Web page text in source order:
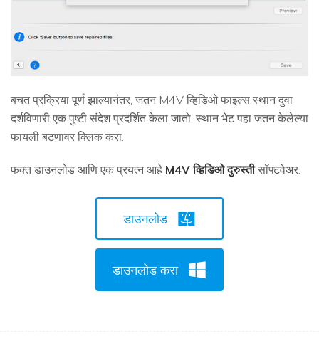
बचत प्रक्रिया पूर्ण झाल्यानंतर, जतन M4V व्हिडिओ फाइल्स स्थान दुवा
दर्शविणारी एक पुष्टी संदेश प्रदर्शित केला जातो. स्थान भेट पहा जतन केलेल्या
फायली बटणावर क्लिक करा.
फक्त डाउनलोड आणि एक प्रयत्न आहे M4V व्हिडिओ दुरुस्तीसॉफ्टवेअर.
डाउनलोड
डाउनलोड करा